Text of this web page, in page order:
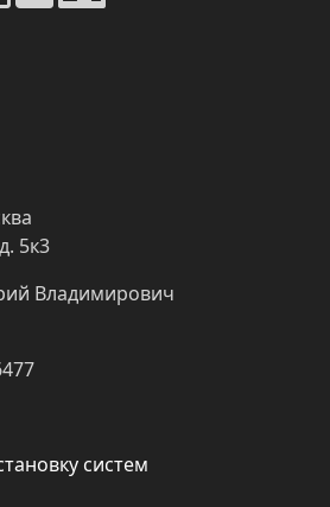
5к3
Владимирович
систем